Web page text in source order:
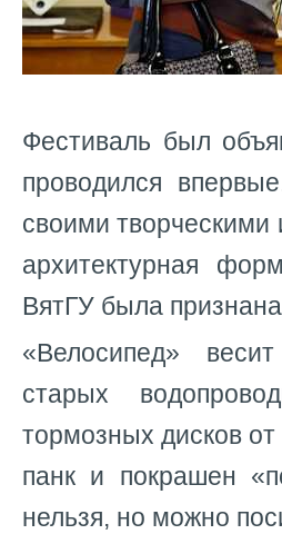
Фестиваль был
проводился
своими творческими
архитектурная
ВятГУ была
«Велосипед»
старых
тормозных дисков
панк и покрашен
нельзя, но можно